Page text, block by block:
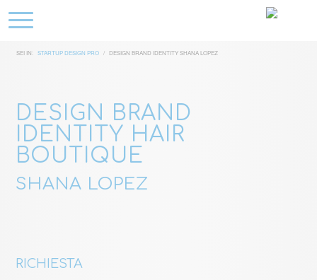
SEI IN: STARTUP DESIGN PRO / DESIGN BRAND IDENTITY SHANA LOPEZ
DESIGN BRAND
IDENTITY HAIR
BOUTIQUE
SHANA LOPEZ
RICHIESTA